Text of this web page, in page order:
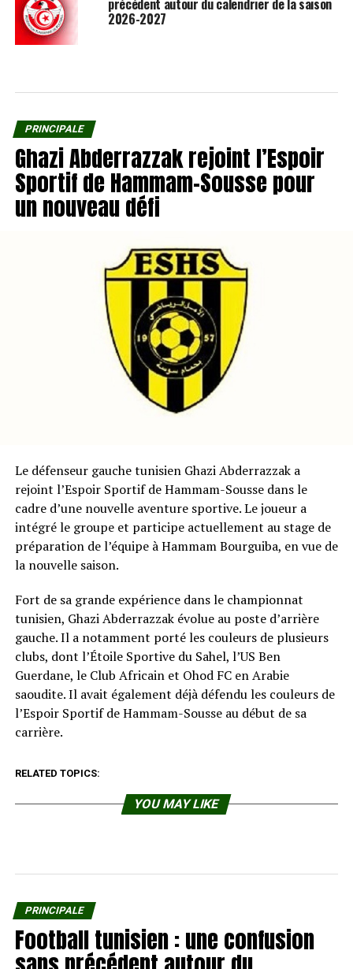
précédent autour du calendrier de la saison
2026-2027
PRINCIPALE
Ghazi Abderrazzak rejoint l’Espoir
Sportif de Hammam-Sousse pour
un nouveau défi
Le défenseur gauche tunisien Ghazi Abderrazzak a
rejoint l’Espoir Sportif de Hammam-Sousse dans le
cadre d’une nouvelle aventure sportive. Le joueur a
intégré le groupe et participe actuellement au stage de
préparation de l’équipe à Hammam Bourguiba, en vue de
la nouvelle saison.
Fort de sa grande expérience dans le championnat
tunisien, Ghazi Abderrazzak évolue au poste d’arrière
gauche. Il a notamment porté les couleurs de plusieurs
clubs, dont l’Étoile Sportive du Sahel, l’US Ben
Guerdane, le Club Africain et Ohod FC en Arabie
saoudite. Il avait également déjà défendu les couleurs de
l’Espoir Sportif de Hammam-Sousse au début de sa
carrière.
RELATED TOPICS:
YOU MAY LIKE
PRINCIPALE
Football tunisien : une confusion